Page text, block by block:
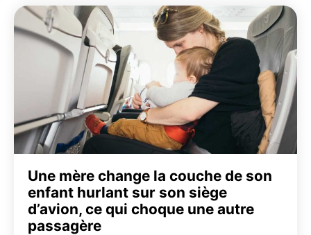
Une mère change la couche de son
enfant hurlant sur son siège
d’avion, ce qui choque une autre
passagère